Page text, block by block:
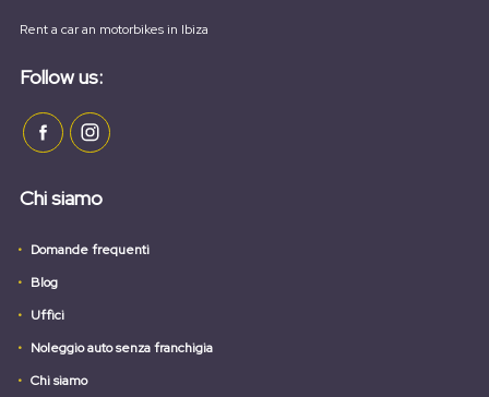
Rent a car an motorbikes in Ibiza
Follow us:
Chi siamo
Domande frequenti
Blog
Uffici
Noleggio auto senza franchigia
Chi siamo